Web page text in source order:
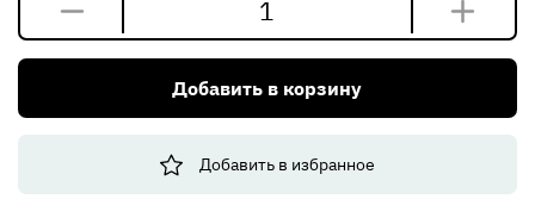
товара
Торцевая
КОРНЕР
Добавить в корзину
Добавить в избранное